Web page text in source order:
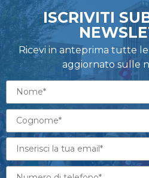
ISCRIVITI
Ricevi in anteprima tutte
aggiornato sulle